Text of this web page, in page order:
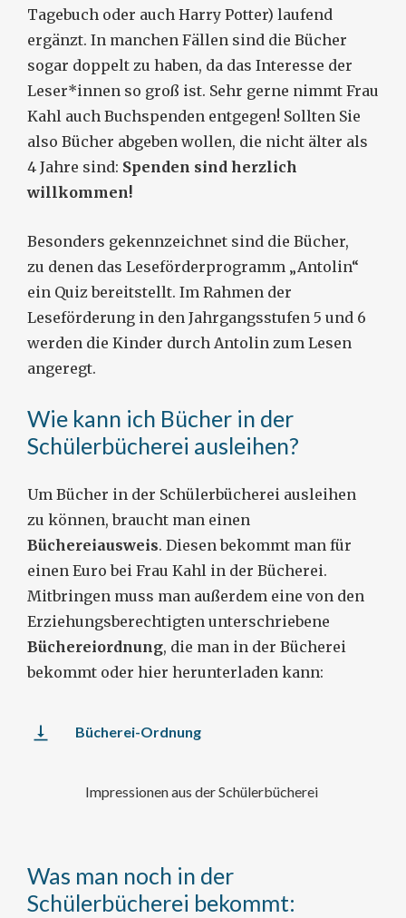
Tagebuch oder auch Harry Potter) laufend
ergänzt. In manchen Fällen sind die Bücher
sogar doppelt zu haben, da das Interesse der
Leser*innen so groß ist. Sehr gerne nimmt Frau
Kahl auch Buchspenden entgegen! Sollten Sie
also Bücher abgeben wollen, die nicht älter als
4 Jahre sind: Spenden sind herzlich
willkommen!
Besonders gekennzeichnet sind die Bücher,
zu denen das Leseförderprogramm „Antolin“
ein Quiz bereitstellt. Im Rahmen der
Leseförderung in den Jahrgangsstufen 5 und 6
werden die Kinder durch Antolin zum Lesen
angeregt.
Wie kann ich Bücher in der
Schülerbücherei ausleihen?
Um Bücher in der Schülerbücherei ausleihen
zu können, braucht man einen
Büchereiausweis. Diesen bekommt man für
einen Euro bei Frau Kahl in der Bücherei.
Mitbringen muss man außerdem eine von den
Erziehungsberechtigten unterschriebene
Büchereiordnung, die man in der Bücherei
bekommt oder hier herunterladen kann:
Bücherei-Ordnung
Impressionen aus der Schülerbücherei
Was man noch in der
Schülerbücherei bekommt: